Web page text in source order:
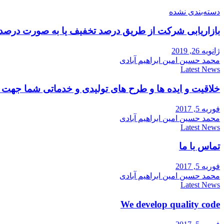
دسته‌بندی نشده
بازاریابی شرکت از طریق درصد تخفیف یا به صورت
ژانویه 26, 2019
محمد حسین امین ابراهیم آبادی
Latest News
خلاقیت و ایده ها و طرح های تولیدی و خدماتی شما
فوریه 5, 2017
محمد حسین امین ابراهیم آبادی
Latest News
تماس با ما
فوریه 5, 2017
محمد حسین امین ابراهیم آبادی
Latest News
We develop quality code